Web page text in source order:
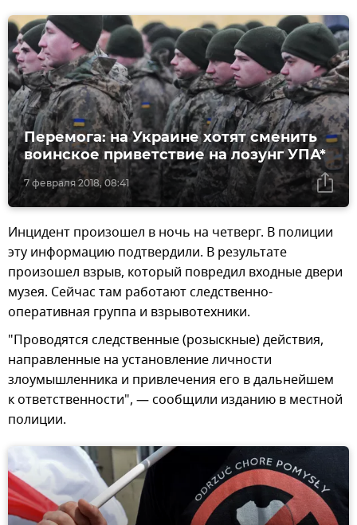
7 февраля 2018, 08:41
Перемога: на Украине хотят сменить
воинское приветствие на лозунг УПА*
Инцидент произошел в ночь на четверг. В полиции
эту информацию подтвердили. В результате
произошел взрыв, который повредил входные двери
музея. Сейчас там работают следственно-
оперативная группа и взрывотехники.
"Проводятся следственные (розыскные) действия,
направленные на установление личности
злоумышленника и привлечения его в дальнейшем
к ответственности", — сообщили изданию в местной
полиции.